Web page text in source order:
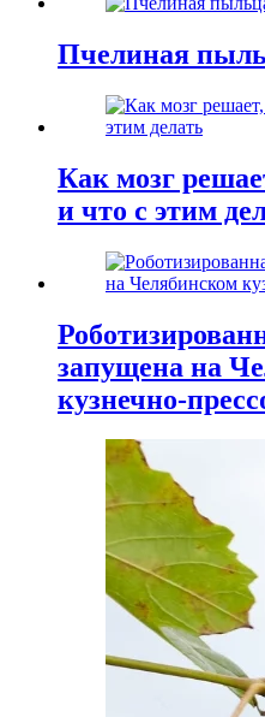
Пчелиная
Как мозг
и что с этим
запущена на
кузнечно-